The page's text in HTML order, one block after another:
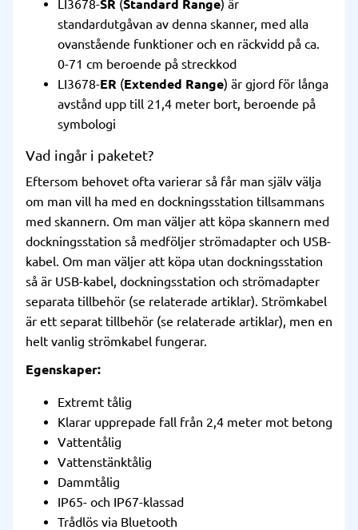
LI3678-SR (Standard Range) är
standardutgåvan av denna skanner, med alla
ovanstående funktioner och en räckvidd på ca.
0-71 cm beroende på streckkod
LI3678-ER (Extended Range) är gjord för långa
avstånd upp till 21,4 meter bort, beroende på
symbologi
Vad ingår i paketet?
Eftersom behovet ofta varierar så får man själv välja
om man vill ha med en dockningsstation tillsammans
med skannern. Om man väljer att köpa skannern med
dockningsstation så medföljer strömadapter och USB-
kabel. Om man väljer att köpa utan dockningsstation
så är USB-kabel, dockningsstation och strömadapter
separata tillbehör (se relaterade artiklar). Strömkabel
är ett separat tillbehör (se relaterade artiklar), men en
helt vanlig strömkabel fungerar.
Egenskaper:
Extremt tålig
Klarar upprepade fall från 2,4 meter mot betong
Vattentålig
Vattenstänktålig
Dammtålig
IP65- och IP67-klassad
Trådlös via Bluetooth